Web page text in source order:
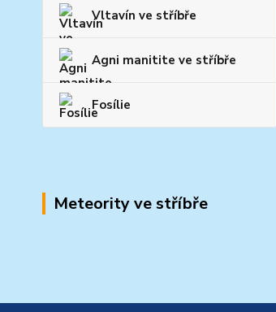
Vltavín ve stříbře
Agni manitite ve stříbře
Fosílie
Meteority ve stříbře